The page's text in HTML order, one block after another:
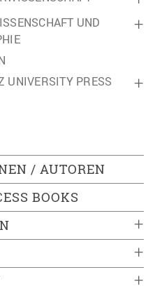
+
UND
+
UNIVERSITY PRESS
/ AUTOREN
BOOKS
+
+
+